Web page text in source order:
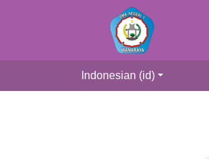
Indonesian (id)